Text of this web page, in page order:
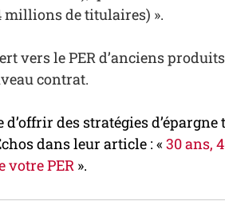
millions de titulaires) ».
le PER d’anciens produits
contrat.
des stratégies d’épargne
dans leur article : « 30 ans,
votre PER ».